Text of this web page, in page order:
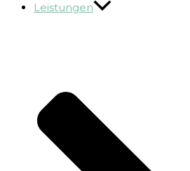
Leistungen